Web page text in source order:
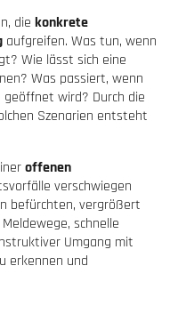
die konkrete
aufgreifen. Was tun, wenn
Wie lässt sich eine
Was passiert, wenn
wird? Durch die
Szenarien entsteht
offenen
verschwiegen
befürchten, vergrößert
schnelle
Umgang mit
erkennen und